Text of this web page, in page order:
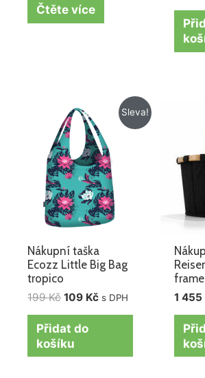
Čtěte více
Sleva!
Nákupní taška
Ecozz Little Big Bag
tropico
199Kč
Původní
cena
byla:
199 Kč.
109 Kč
Aktuální
cena
je:
109 Kč.
s DPH
Přidat do
košíku
1 455